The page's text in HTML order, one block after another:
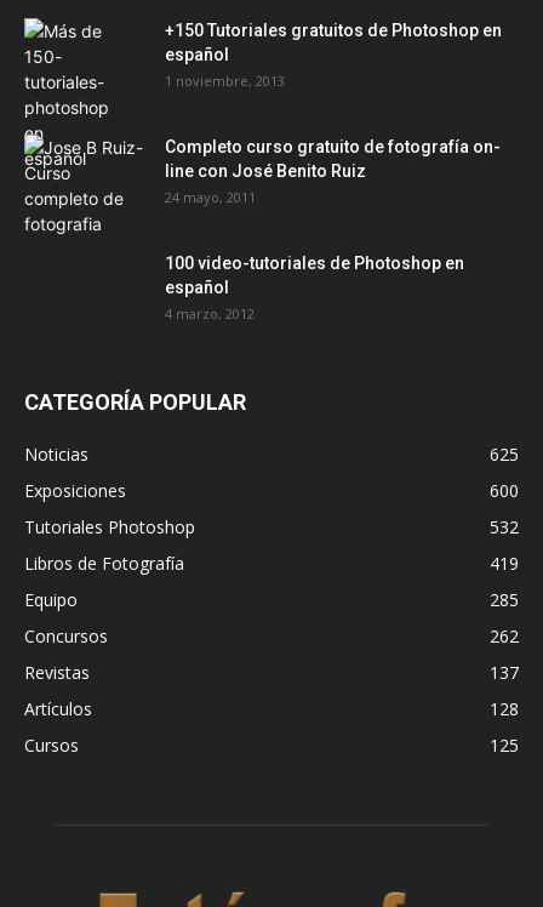
+150 Tutoriales gratuitos de Photoshop en
español
1 noviembre, 2013
Completo curso gratuito de fotografía on-
line con José Benito Ruiz
24 mayo, 2011
100 video-tutoriales de Photoshop en
español
4 marzo, 2012
CATEGORÍA POPULAR
Noticias
625
Exposiciones
600
Tutoriales Photoshop
532
Libros de Fotografía
419
Equipo
285
Concursos
262
Revistas
137
Artículos
128
Cursos
125